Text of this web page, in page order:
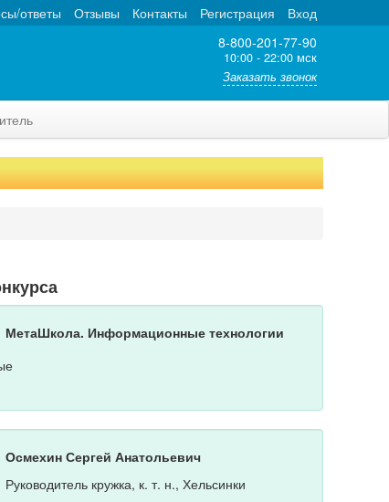
Вход
Регистрация
Контакты
Отзывы
ответы
8-800-201-77-90
10:00 - 22:00 мск
Заказать звонок
МетаШкола. Информационные технологии
Осмехин Сергей Анатольевич
Руководитель кружка, к. т. н., Хельсинки